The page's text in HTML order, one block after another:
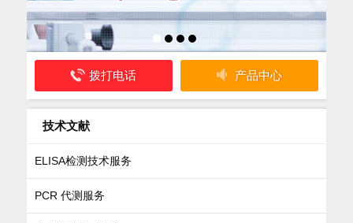
拨打电话 产品中心
技术文献
ELISA检测技术服务
PCR 代测服务